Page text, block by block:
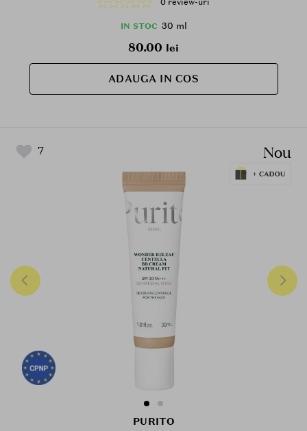
rosetii si a imperfectiunilor si la mentinerea unui
aspect uniform al tenului, SPF30 PA+++
IN STOC 30 ml
80.00 lei
ADAUGA IN COS
7 Nou
PURITO